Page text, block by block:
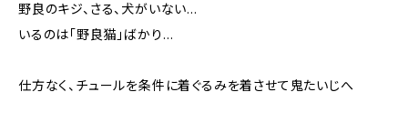
野良のキジ、さる、犬がいない…
いるのは「野良猫」ばかり…
仕方なく、チュールを条件に着ぐるみを着させて鬼たいじへ